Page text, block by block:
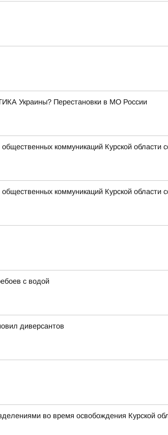
Украины? Перестановки в МО России
коммуникаций Курской области
коммуникаций Курской области
с водой
диверсантов
во время освобождения Курской